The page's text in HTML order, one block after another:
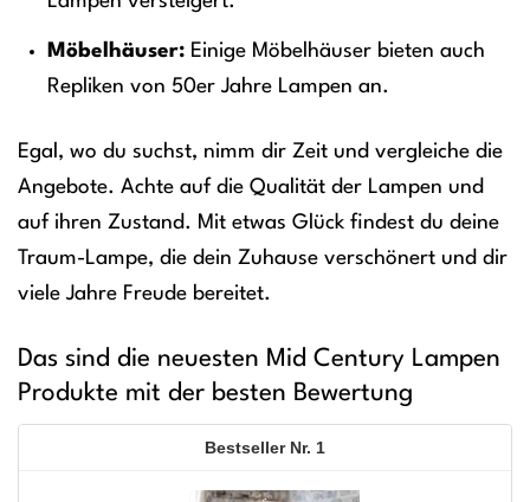
Möbelhäuser:Einige Möbelhäuser bieten auch
Repliken von 50er Jahre Lampen an.
Egal, wo du suchst, nimm dir Zeit und vergleiche die
Angebote. Achte auf die Qualität der Lampen und
auf ihren Zustand. Mit etwas Glück findest du deine
Traum-Lampe, die dein Zuhause verschönert und dir
viele Jahre Freude bereitet.
Das sind die neuesten Mid Century Lampen
Produkte mit der besten Bewertung
1